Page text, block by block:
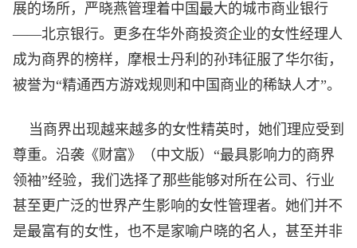
展的场所，严晓燕管理着中国最大的城市商业银行
——北京银行。更多在华外商投资企业的女性经理人
成为商界的榜样， 摩根士丹利 的孙玮征服了华尔街，
被誉为“精通西方游戏规则和中国商业的稀缺人才”。
当商界出现越来越多的女性精英时，她们理应受到
尊重。沿袭《财富》（中文版）“最具影响力的商界
领袖”经验，我们选择了那些能够对所在公司、行业
甚至更广泛的世界产生影响的女性管理者。她们并不
是最富有的女性，也不是家喻户晓的名人，甚至并非